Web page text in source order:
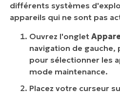
différents systèmes
appareils qui ne sont pas
Ouvrez l'onglet
navigation de gauche,
pour sélectionner les
mode maintenance.
Placez votre curseur